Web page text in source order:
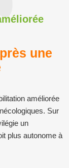
une
améliorée
Sur
un
plus autonome à